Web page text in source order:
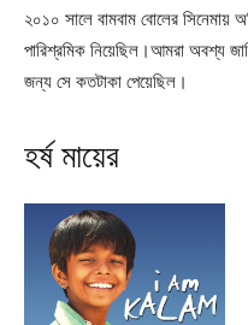
২০১০ সালে বামবাম বোলের সিনেমায়
পারিশ্রমিক নিয়েছিল।আমরা অবশ্য
জন্য সে কতটাকা পেয়েছিল।
হর্ষ মায়ের